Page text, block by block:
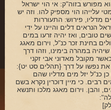
מפורש בזוה"ק: אי הוי ישראל
עלייהו הוי מספיק להו. וזה יש
מדליו, פירוש: התעוררות
הנראים דלים והיינו על ידי
טובים, ואז יהיה זרעו במים
בחינת זכר כנ"ל, וירום מאגג
במהרה בימינו, וזהו דרך
מקובל מאדוני אבי זקני
נפשו על דרך {תהלים סט יט}:
כנ"ל יזל מים מדליו שהם
רבים. כי מיין דוכרין נקרא בשם
והבן. וירום מאגג מלכו ותנשא